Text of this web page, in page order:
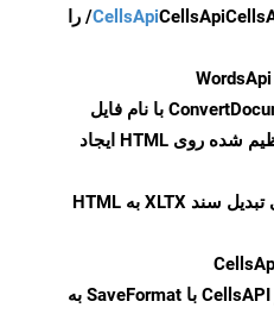
CellsApiCellsApi
CellsApi</aient/Client/ را
با نام فایل
محلی و فرمت تنظیم شده روی HTML ایجاد
از WordsApi برای تبدیل سند XLTX به HTML
را از CellsAPI با SaveFormat به